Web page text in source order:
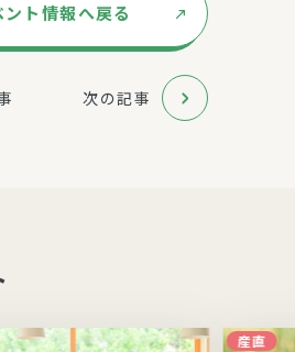
ント情報へ戻る
次の記事
産直